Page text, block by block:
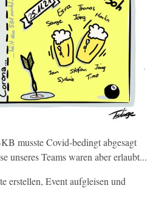
musste Covid-bedingt abgesagt
unseres Teams waren aber erlaubt...
erstellen, Event aufgleisen und